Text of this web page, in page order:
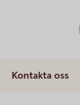
Kontakta oss